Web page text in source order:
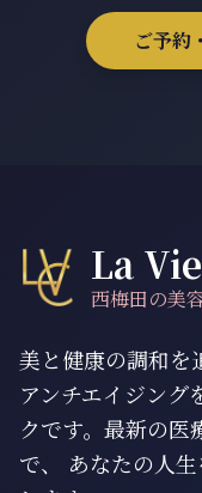
ご予約
La
西梅田の美
美と健康の調和を
アンチエイジング
クです。最新の医
で、 あなたの人